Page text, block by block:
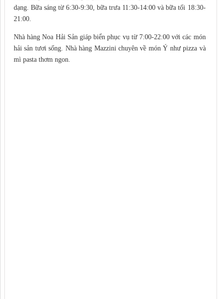
dạng. Bữa sáng từ 6:30-9:30, bữa trưa 11:30-14:00 và bữa tối 18:30-
21:00.
Nhà hàng Noa Hải Sản giáp biển phục vụ từ 7:00-22:00 với các món
hải sản tươi sống. Nhà hàng Mazzini chuyên về món Ý như pizza và
mì pasta thơm ngon.